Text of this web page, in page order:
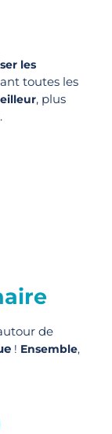
les
toutes les
, plus
de
! Ensemble,